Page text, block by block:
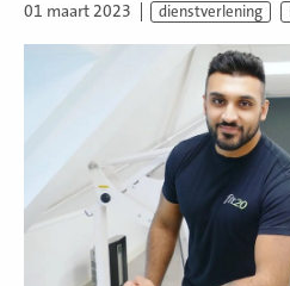
01 maart 2023 dienstverlening